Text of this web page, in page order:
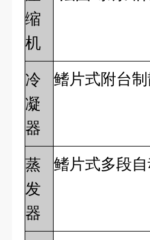
缩
机
冷
凝
器
鳍片式附台
蒸
发
器
鳍片式多段